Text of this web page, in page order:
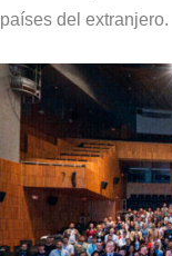
países del extranjero.